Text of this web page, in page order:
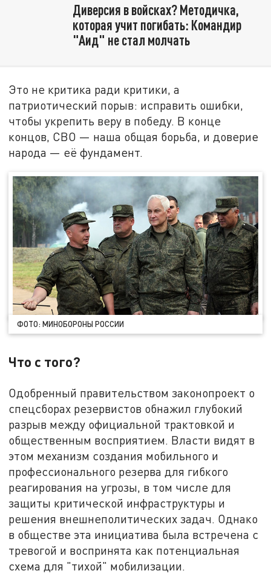
Диверсия в войсках? Методичка,
которая учит погибать: Командир
"Аид" не стал молчать
Это не критика ради критики, а
патриотический порыв: исправить ошибки,
чтобы укрепить веру в победу. В конце
концов, СВО — наша общая борьба, и доверие
народа — её фундамент.
ФОТО: МИНОБОРОНЫ РОССИИ
Что с того?
Одобренный правительством законопроект о
спецсборах резервистов обнажил глубокий
разрыв между официальной трактовкой и
общественным восприятием. Власти видят в
этом механизм создания мобильного и
профессионального резерва для гибкого
реагирования на угрозы, в том числе для
защиты критической инфраструктуры и
решения внешнеполитических задач. Однако
в обществе эта инициатива была встречена с
тревогой и воспринята как потенциальная
схема для "тихой" мобилизации.